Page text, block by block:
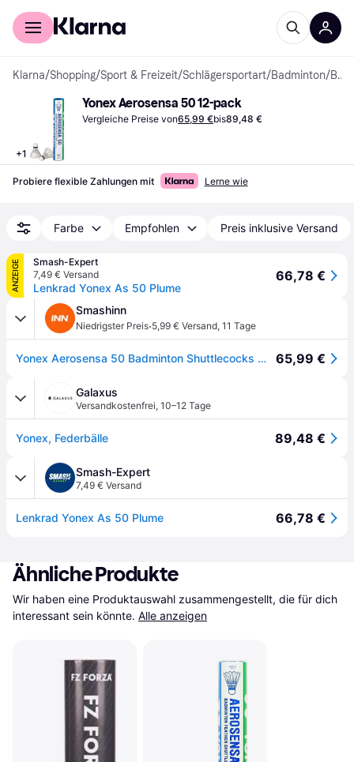
Für Shopper
Klarna/Shopping/Sport & Freizeit/Schlägersportart/Badminton/ Badmintonbälle
+1
Yonex Aerosensa 50 12-pack
Vergleiche Preise von65,99 €bis89,48 €
Probiere flexible Zahlungen mit Lerne wie
Farbe Empfohlen Preis inklusive Versand
ANZEIGE
Smash-Expert
7,49 € Versand
Lenkrad Yonex As 50 Plume
66,78 €
Smashinn
Niedrigster Preis·5,99 € Versand, 11 Tage
Yonex Aerosensa 50 Badminton Shuttlecocks Weiß V3 65,99 €
Galaxus
Versandkostenfrei, 10–12 Tage
Yonex, Federbälle 89,48 €
Smash-Expert
7,49 € Versand
Lenkrad Yonex As 50 Plume 66,78 €
Ähnliche Produkte
Wir haben eine Produktauswahl zusammengestellt, die für dich
interessant sein könnte. Alle anzeigen